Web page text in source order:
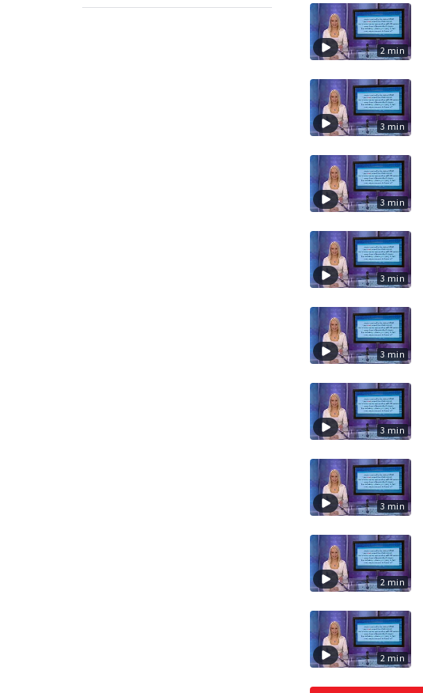
2 min
3 min
3 min
3 min
3 min
3 min
3 min
2 min
2 min